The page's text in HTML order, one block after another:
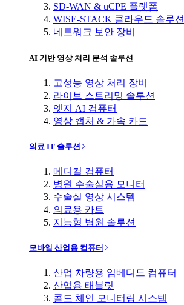
SD-WAN & uCPE 플랫폼
WISE-STACK 클라우드 솔루션
네트워크 보안 장비
AI 기반 영상 처리 분석 솔루션
고성능 영상 처리 장비
라이브 스트리밍 솔루션
엣지 AI 컴퓨터
영상 캡처 & 가속 카드
의료 IT 솔루션
메디컬 컴퓨터
병원 수술실용 모니터
수술실 영상 시스템
의료용 카트
지능형 병원 솔루션
모바일 산업용 컴퓨터
산업 차량용 임베디드 컴퓨터
산업용 태블릿
콜드 체인 모니터링 시스템